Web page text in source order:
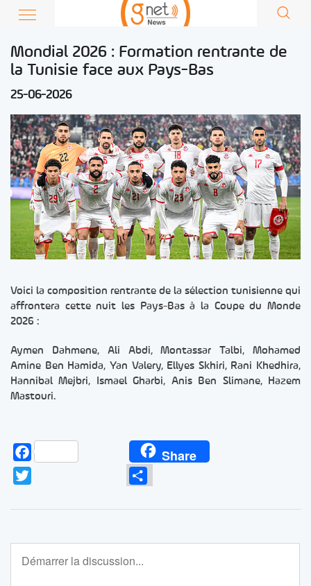
Mondial 2026 : Formation rentrante de
la Tunisie face aux Pays-Bas
25-06-2026
Voici la composition rentrante de la sélection tunisienne qui
affrontera cette nuit les Pays-Bas à la Coupe du Monde
2026 :
Aymen Dahmene, Ali Abdi, Montassar Talbi, Mohamed
Amine Ben Hamida, Yan Valery, Ellyes Skhiri, Rani Khedhira,
Hannibal Mejbri, Ismael Gharbi, Anis Ben Slimane, Hazem
Mastouri.
Facebook Share